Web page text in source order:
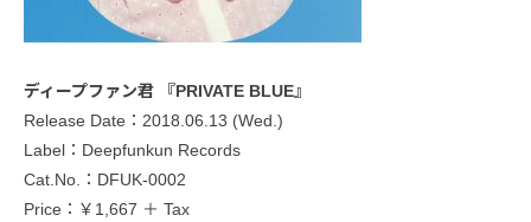
ディープファン君 『PRIVATE BLUE』
Release Date：2018.06.13 (Wed.)
Label：Deepfunkun Records
Cat.No.：DFUK-0002
Price：￥1,667 ＋ Tax